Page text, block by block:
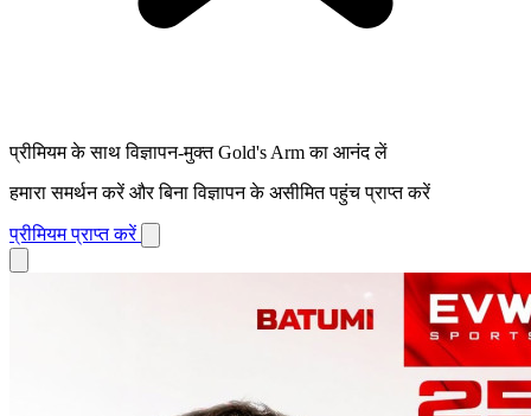
प्रीमियम के साथ विज्ञापन-मुक्त Gold's Arm का आनंद लें
हमारा समर्थन करें और बिना विज्ञापन के असीमित पहुंच प्राप्त करें
प्रीमियम प्राप्त करें